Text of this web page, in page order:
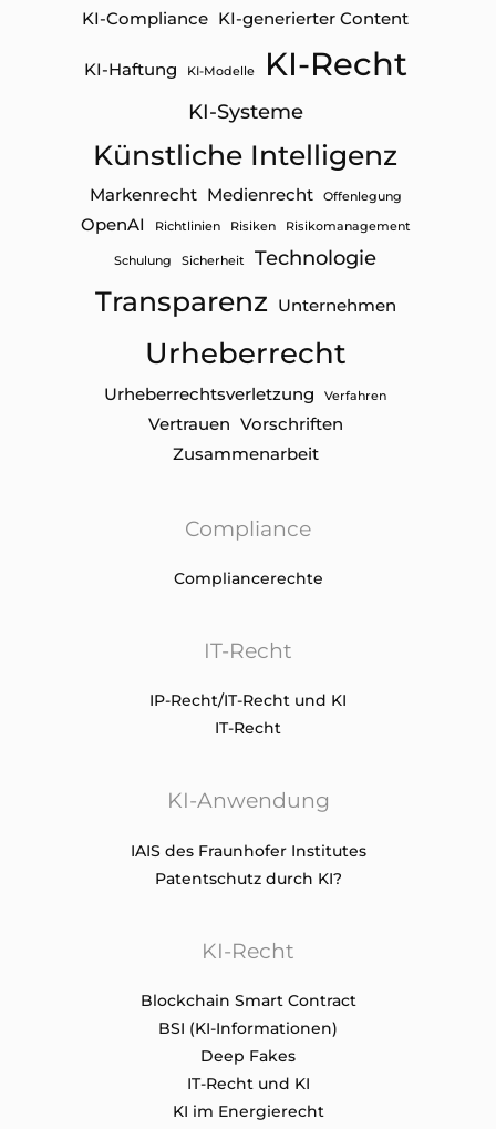
KI-Compliance KI-generierter Content
KI-Haftung KI-Modelle KI-Recht
KI-Systeme
Künstliche Intelligenz
Markenrecht Medienrecht Offenlegung
OpenAI Richtlinien Risiken Risikomanagement
Schulung Sicherheit Technologie
Transparenz Unternehmen
Urheberrecht
Urheberrechtsverletzung Verfahren
Vertrauen Vorschriften
Zusammenarbeit
Compliance
Compliancerechte
IT-Recht
IP-Recht/IT-Recht und KI
IT-Recht
KI-Anwendung
IAIS des Fraunhofer Institutes
Patentschutz durch KI?
KI-Recht
Blockchain Smart Contract
BSI (KI-Informationen)
Deep Fakes
IT-Recht und KI
KI im Energierecht